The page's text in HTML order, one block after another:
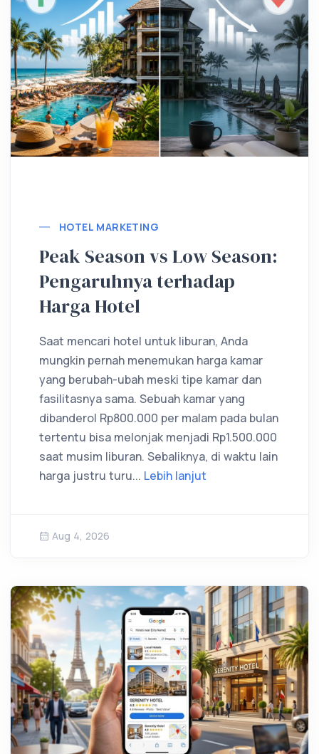
HOTEL MARKETING
Peak Season vs Low Season:
Pengaruhnya terhadap
Harga Hotel
Saat mencari hotel untuk liburan, Anda
mungkin pernah menemukan harga kamar
yang berubah-ubah meski tipe kamar dan
fasilitasnya sama. Sebuah kamar yang
dibanderol Rp800.000 per malam pada bulan
tertentu bisa melonjak menjadi Rp1.500.000
saat musim liburan. Sebaliknya, di waktu lain
harga justru turu... Lebih lanjut
Aug 4, 2026